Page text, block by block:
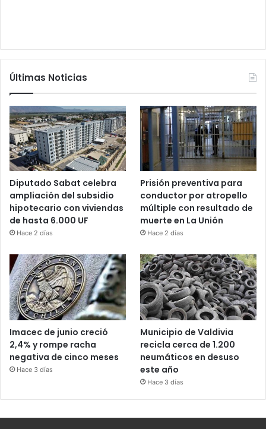
Últimas Noticias
Diputado Sabat celebra
ampliación del subsidio
hipotecario con viviendas
de hasta 6.000 UF
Hace 2 días
Prisión preventiva para
conductor por atropello
múltiple con resultado de
muerte en La Unión
Hace 2 días
Imacec de junio creció
2,4% y rompe racha
negativa de cinco meses
Hace 3 días
Municipio de Valdivia
recicla cerca de 1.200
neumáticos en desuso
este año
Hace 3 días